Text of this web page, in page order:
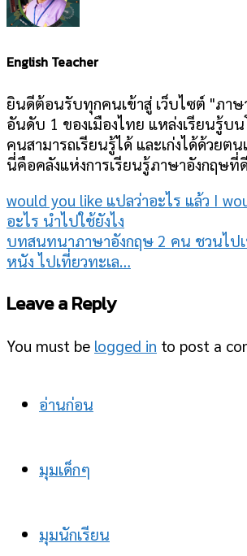
English Teacher
ยินดีต้อนรับทุกคนเข้าสู่ เว็บไซต์ "ภา
อันดับ 1 ของเมืองไทย แหล่งเรียนรู้บ
คนสามารถเรียนรู้ได้ และเก่งได้ด้วยตน
นี่คือคลังแห่งการเรียนรู้ภาษาอังกฤษที่
would you like แปลว่าอะไร แล้ว I
อะไร นำไปใช้ยังไง
บทสนทนาภาษาอังกฤษ 2 คน ชวนไป
หนัง ไปเที่ยวทะเล…
Leave a Reply
You must be logged in to post a
อ่านก่อน
มุมเด็กๆ
มุมนักเรียน